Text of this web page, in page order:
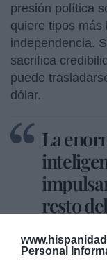
Personal
presión política
quiere tipos más
independencia.
sacrifica
puede
dólar.
La
resto